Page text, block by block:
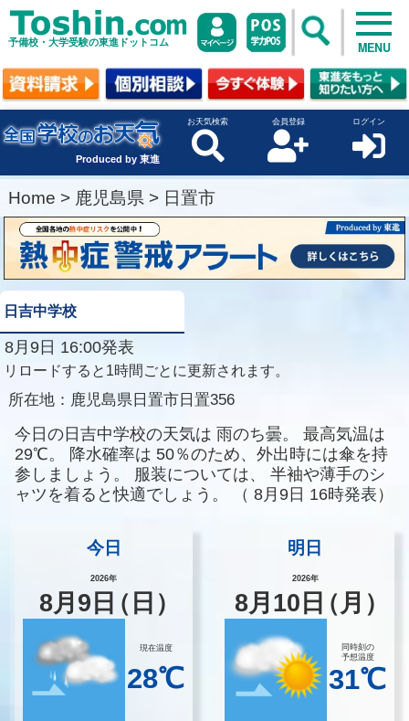
予備校・大学受験の東進ドットコム MENU
Produced by 東進
お天気検索 会員登録 ログイン
Home > 鹿児島県 > 日置市
日吉中学校
8月9日 16:00発表
リロードすると1時間ごとに更新されます。
所在地： 鹿児島県日置市日置356
今日の日吉中学校の天気は 雨のち曇。
最高気温は
29℃。
降水確率は 50％のため、外出時には傘を持
参しましょう。
服装については、
半袖や薄手のシ
ャツを着ると快適でしょう。
（ 8月9日 16時発表）
今日
2026年
8月 9 日（日）
現在温度
28℃
明日
2026年
8月 10 日（月）
同時刻の
予想温度
31℃